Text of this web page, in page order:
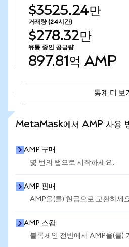
$3525.24만
거래량 (24시간)
$278.32만
유통 중인 공급량
897.81억 AMP
통계 더 보기
MetaMask에서 AMP 사용
AMP 구매
몇 번의 탭으로 시작하세요.
AMP 판매
AMP을(를) 현금으로 교환하세
AMP 스왑
블록체인 전반에서 AMP을(를)